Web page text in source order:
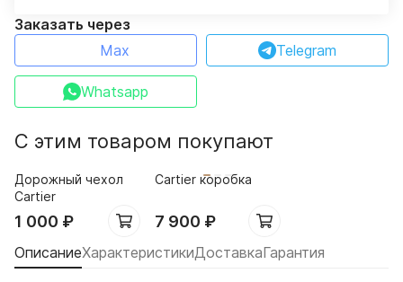
Заказать через
Max
Telegram
Whatsapp
С этим товаром покупают
Дорожный чехол
Cartier
1 000 ₽
Cartier коробка
7 900 ₽
ОписаниеХарактеристикиДоставкаГарантия